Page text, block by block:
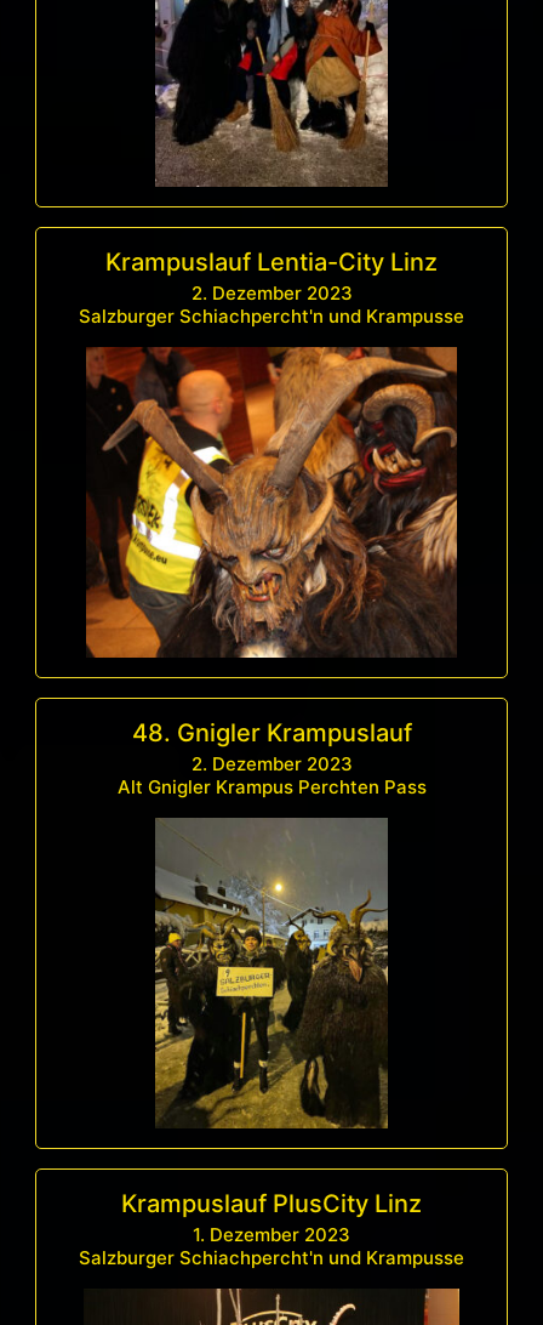
Krampuslauf Lentia-City Linz
2. Dezember 2023
Salzburger Schiachpercht'n und Krampusse
48. Gnigler Krampuslauf
2. Dezember 2023
Alt Gnigler Krampus Perchten Pass
Krampuslauf PlusCity Linz
1. Dezember 2023
Salzburger Schiachpercht'n und Krampusse